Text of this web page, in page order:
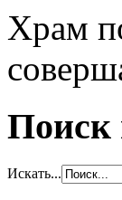
Храм
Поиск
Искать...